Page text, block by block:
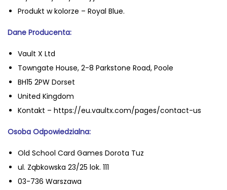
Z
e
Produkt w kolorze – Royal Blue.
Dane Producenta:
Vault X Ltd
Towngate House, 2-8 Parkstone Road, Poole
BH15 2PW Dorset
United Kingdom
Kontakt – https://eu.vaultx.com/pages/contact-us
Osoba Odpowiedzialna:
Old School Card Games Dorota Tuz
ul. Ząbkowska 23/25 lok. 111
03-736 Warszawa